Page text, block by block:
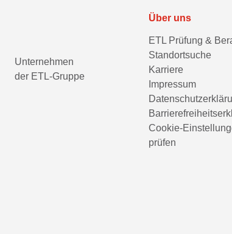
Unternehmen
der ETL-Gruppe
Über uns
ETL Prüfung &
Standortsuche
Karriere
Impressum
Cookie-
prüfen